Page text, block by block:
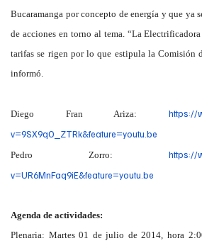
Bucaramanga por concepto de energía y que ya
de acciones en torno al tema. “La
tarifas se rigen por lo que estipula la Comisión
informó.
Diego Fran Ariza: https://
v=9SX9qO_ZTRk&feature=youtu.be
Pedro Zorro: https://
v=UR6MnFaq9iE&feature=youtu.be
Agenda de actividades:
Plenaria: Martes 01 de julio de 2014, hora